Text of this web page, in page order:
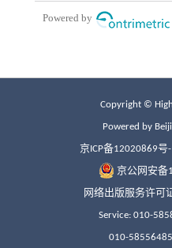
Copyright ©
Powered by
京ICP备12020869号-
京公网安备
网络出版服务许可
Service: 010-
010-